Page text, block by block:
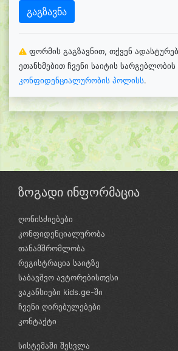
გაგზავნა
ფორმის გაგზავნით, თქვენ
ეთანხმებით ჩვენი საიტის სარგებლობის
კონფიდენციალურობის პოლისს.
ზოგადი ინფორმაცია
ღონისძიებები
კონფიდენციალურობა
თანამშრომლობა
რეგისტრაცია საიტზე
საბავშვო ავტორებისთვსი
ვაკანსიები kids.ge-ში
ჩვენი ღირებულებები
კონტაქტი
სისტემაში შესვლა